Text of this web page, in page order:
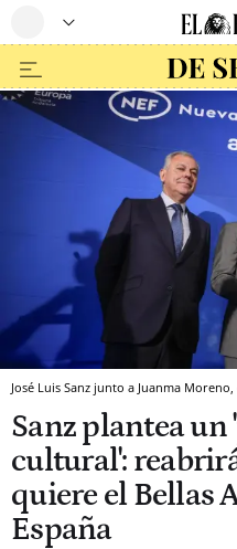
José Luis Sanz junto a Juanma
Sanz plantea
cultural':
quiere el Bellas
España